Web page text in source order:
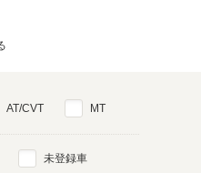
AT/CVT MT
未登録車